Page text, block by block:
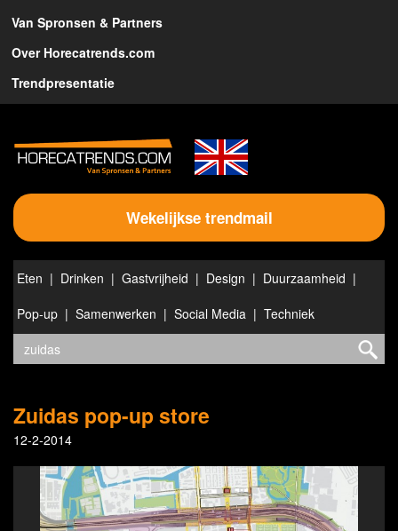
Van Spronsen & Partners
Over Horecatrends.com
Trendpresentatie
Wekelijkse trendmail
Eten Drinken Gastvrijheid Design
Duurzaamheid
Pop-up
Samenwerken Social Media Techniek
Zuidas pop-up store
12-2-2014